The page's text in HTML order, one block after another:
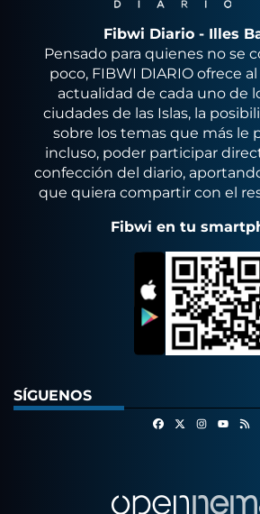
Fibwi Diario - Illes
Pensado para quienes no se
poco, FIBWI DIARIO ofrece
actualidad de cada uno de
ciudades de las Islas, la
sobre los temas que más le
incluso, poder participar
confección del diario,
que quiera compartir con el
Fibwi en tu
SÍGUENOS
FacebookInstagram